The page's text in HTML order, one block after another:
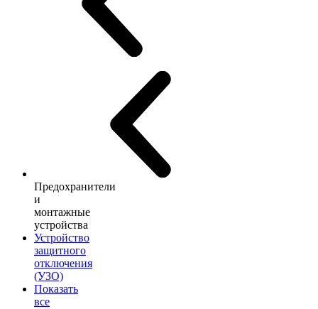
Предохранители
и
монтажные
устройства
Устройство
защитного
отключения
(УЗО)
Показать
все